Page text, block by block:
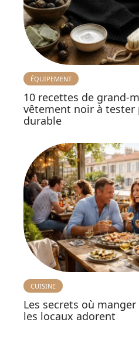
ÉQUIPEMENT
10 recettes de grand-
vêtement noir à tester
durable
CUISINE
Les secrets où
les locaux adorent